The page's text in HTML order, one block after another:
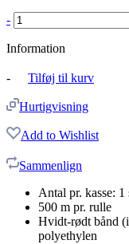
-
Information
- Tilføj til kurv
Hurtigvisning
Add to Wishlist
Sammenlign
Antal pr. kasse: 1
500 m pr. rulle
Hvidt-rødt bånd
polyethylen